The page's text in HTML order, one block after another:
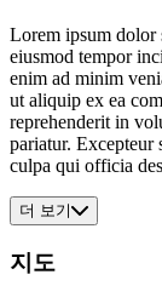
Lorem ipsum dolor
eiusmod tempor
enim ad minim
ut aliquip ex ea
reprehenderit in
pariatur. Excepteur
culpa qui officia
더 보기
지도